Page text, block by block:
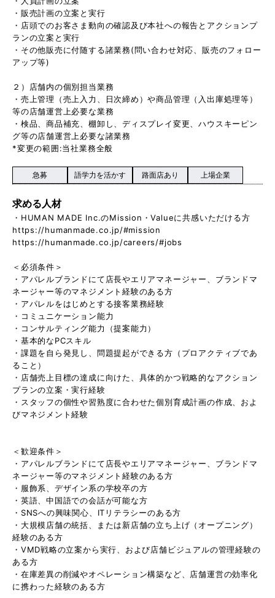
・販売計画の立案と実行
・店頭でのお客さま動向の確認及び本社への報告とアクションプ
ランの立案と実行
・その他販売に付随する諸業務(問い合わせ対応、販売のフォロー
アップ等)
２）店舗内の個別担当業務
・売上管理（売上入力、日次締め）や商品管理（入出庫処理等）
等の店舗運営上必要な業務
・検品、商品補充、棚卸し、ディスプレイ変更、ハウスキーピン
グ等の店舗運営上必要な諸業務
*変更の範囲:当社業務全般
急募 語学力を活かす 路面店あり 上場企業
求める人材
・HUMAN MADE Inc.のMission・Valueに共感いただける方
https://humanmade.co.jp/#mission
https://humanmade.co.jp/careers/#jobs
＜必須条件＞
・アパレルブランドにて店長やエリアマネージャー、ブランドマ
ネージャー等のマネジメント経験のある方
・アパレルをはじめとする接客業務経験
・コミュニケーション能力
・コンサルティング能力（提案能力）
・基本的なPCスキル
・課題を自ら発見し、問題提起ができる方（プロアクティブであ
ること）
・店舗売上目標の達成に向けた、具体的かつ戦略的なアクション
プランの立案・実行経験
・スタッフの個性や習熟度に合わせた個別育成計画の作成、およ
びマネジメント経験
＜歓迎条件＞
・アパレルブランドにて店長やエリアマネージャー、ブランドマ
ネージャー等のマネジメント経験のある方
・服飾系、デザイン系の学校卒の方
・英語、中国語での会話が可能な方
・SNSへの興味関心、ITリテラシーのある方
・大規模店舗の統括、または新店舗の立ち上げ（オープニング）
経験のある方
・VMD戦略の立案から実行、および店舗ビジュアルの管理経験の
ある方
・在庫差異の削減やオペレーション構築など、店舗運営の効率化
に携わった経験のある方